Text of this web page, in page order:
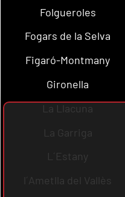
Folgueroles
Fogars de la Selva
Figaró-Montmany
Gironella
La Llacuna
La Garriga
L´Estany
l´Ametlla del Vallès